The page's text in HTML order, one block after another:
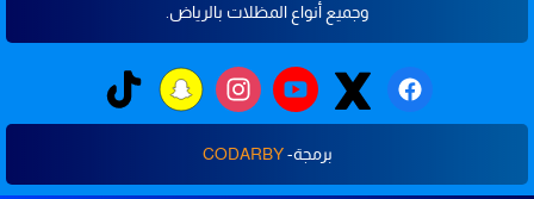
وجميع أنواع المظلات بالرياض.
برمجة-CODARBY